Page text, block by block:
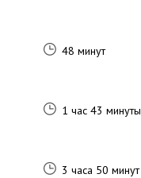
48 минут
1 час 43 минуты
3 часа 50 минут